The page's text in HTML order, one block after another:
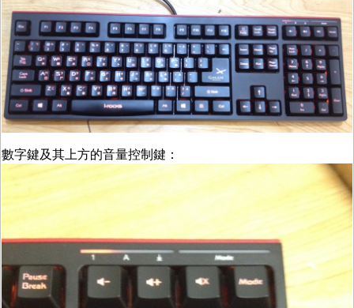
數字鍵及其上方的音量控制鍵：